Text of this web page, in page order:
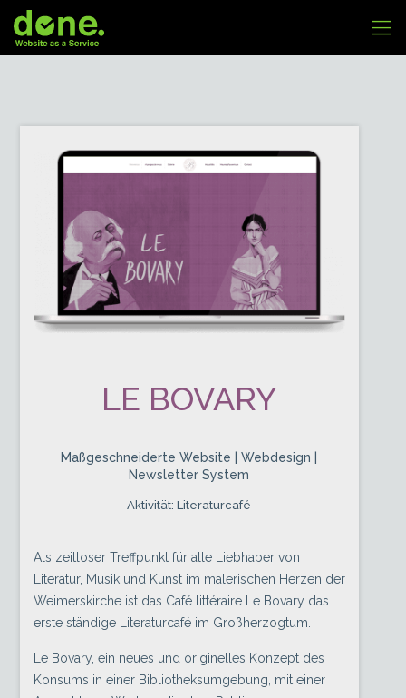
LE BOVARY
Maßgeschneiderte Website | Webdesign |
Newsletter System
Aktivität: Literaturcafé
Als zeitloser Treffpunkt für alle Liebhaber von
Literatur, Musik und Kunst im malerischen Herzen der
Weimerskirche ist das Café littéraire Le Bovary das
erste ständige Literaturcafé im Großherzogtum.
Le Bovary, ein neues und originelles Konzept des
Konsums in einer Bibliotheksumgebung, mit einer